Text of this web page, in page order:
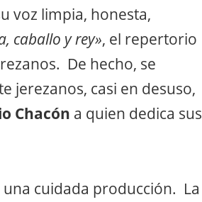
voz limpia, honesta,
caballo y rey», el repertorio
De hecho, se
jerezanos, casi en desuso,
Chacón a quien dedica sus
una cuidada producción. La